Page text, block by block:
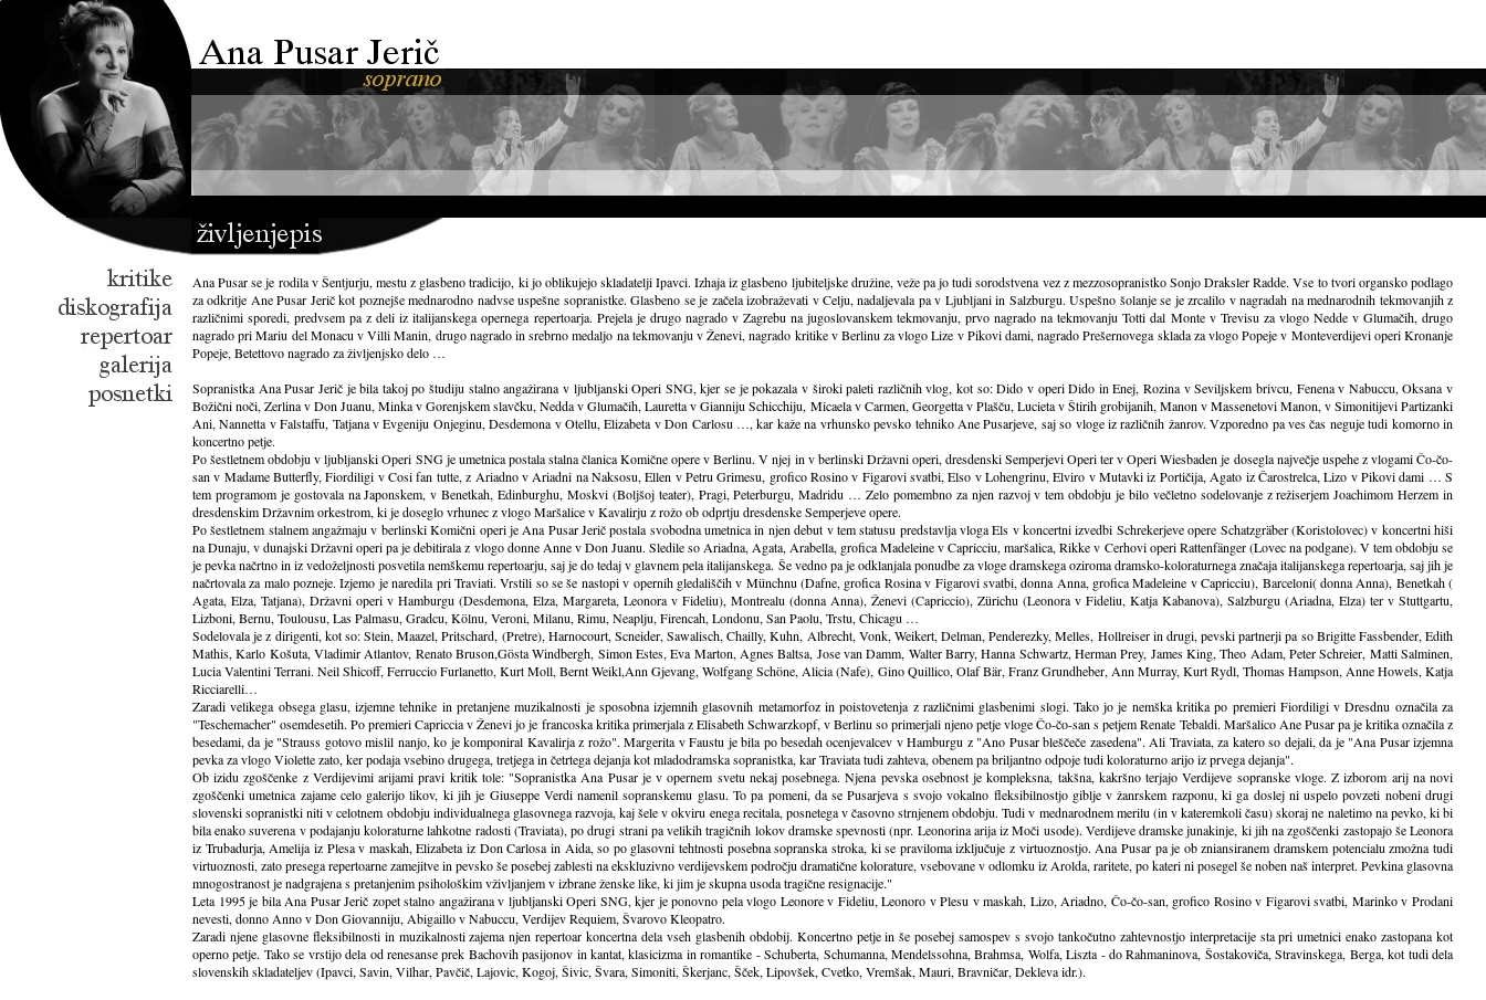
Ana Pusar se je rodila v Šentjurju, mestu z glasbeno tradicijo, ki jo oblikujejo skladatelji Ipavci. Izhaja iz glasbeno ljubiteljske družine, veže pa jo tudi sorodstvena vez z mezzosopranistko Sonjo Draksler Radde. Vse to tvori organsko podlago
za odkritje Ane Pusar Jerič kot poznejše mednarodno nadvse uspešne sopranistke. Glasbeno se je začela izobraževati v Celju, nadaljevala pa v Ljubljani in Salzburgu. Uspešno šolanje se je zrcalilo v nagradah na mednarodnih tekmovanjih z
različnimi sporedi, predvsem pa z deli iz italijanskega opernega repertoarja. Prejela je drugo nagrado v Zagrebu na jugoslovanskem tekmovanju, prvo nagrado na tekmovanju Totti dal Monte v Trevisu za vlogo Nedde v Glumačih, drugo
nagrado pri Mariu del Monacu v Villi Manin, drugo nagrado in srebrno medaljo na tekmovanju v Ženevi, nagrado kritike v Berlinu za vlogo Lize v Pikovi dami, nagrado Prešernovega sklada za vlogo Popeje v Monteverdijevi operi Kronanje
Popeje, Betettovo nagrado za življenjsko delo …
Sopranistka Ana Pusar Jerič je bila takoj po študiju stalno angažirana v ljubljanski Operi SNG, kjer se je pokazala v široki paleti različnih vlog, kot so: Dido v operi Dido in Enej, Rozina v Seviljskem brivcu, Fenena v Nabuccu, Oksana v
Božični noči, Zerlina v Don Juanu, Minka v Gorenjskem slavčku, Nedda v Glumačih, Lauretta v Gianniju Schicchiju, Micaela v Carmen, Georgetta v Plašču, Lucieta v Štirih grobijanih, Manon v Massenetovi Manon, v Simonitijevi Partizanki
Ani, Nannetta v Falstaffu, Tatjana v Evgeniju Onjeginu, Desdemona v Otellu, Elizabeta v Don Carlosu …, kar kaže na vrhunsko pevsko tehniko Ane Pusarjeve, saj so vloge iz različnih žanrov. Vzporedno pa ves čas neguje tudi komorno in
koncertno petje.
Po šestletnem obdobju v ljubljanski Operi SNG je umetnica postala stalna članica Komične opere v Berlinu. V njej in v berlinski Državni operi, dresdenski Semperjevi Operi ter v Operi Wiesbaden je dosegla največje uspehe z vlogami Čo-čo-
san v Madame Butterfly, Fiordiligi v Cosi fan tutte, z Ariadno v Ariadni na Naksosu, Ellen v Petru Grimesu, grofico Rosino v Figarovi svatbi, Elso v Lohengrinu, Elviro v Mutavki iz Portičija, Agato iz Čarostrelca, Lizo v Pikovi dami … S
tem programom je gostovala na Japonskem, v Benetkah, Edinburghu, Moskvi (Boljšoj teater), Pragi, Peterburgu, Madridu … Zelo pomembno za njen razvoj v tem obdobju je bilo večletno sodelovanje z režiserjem Joachimom Herzem in
dresdenskim Državnim orkestrom, ki je doseglo vrhunec z vlogo Maršalice v Kavalirju z rožo ob odprtju dresdenske Semperjeve opere.
Po šestletnem stalnem angažmaju v berlinski Komični operi je Ana Pusar Jerič postala svobodna umetnica in njen debut v tem statusu predstavlja vloga Els v koncertni izvedbi Schrekerjeve opere Schatzgräber (Koristolovec) v koncertni hiši
na Dunaju, v dunajski Državni operi pa je debitirala z vlogo donne Anne v Don Juanu. Sledile so Ariadna, Agata, Arabella, grofica Madeleine v Capricciu, maršalica, Rikke v Cerhovi operi Rattenfänger (Lovec na podgane). V tem obdobju se
je pevka načrtno in iz vedoželjnosti posvetila nemškemu repertoarju, saj je do tedaj v glavnem pela italijanskega. Še vedno pa je odklanjala ponudbe za vloge dramskega oziroma dramsko-koloraturnega značaja italijanskega repertoarja, saj jih je
načrtovala za malo pozneje. Izjemo je naredila pri Traviati. Vrstili so se še nastopi v opernih gledališčih v Münchnu (Dafne, grofica Rosina v Figarovi svatbi, donna Anna, grofica Madeleine v Capricciu), Barceloni( donna Anna), Benetkah (
Agata, Elza, Tatjana), Državni operi v Hamburgu (Desdemona, Elza, Margareta, Leonora v Fideliu), Montrealu (donna Anna), Ženevi (Capriccio), Zürichu (Leonora v Fideliu, Katja Kabanova), Salzburgu (Ariadna, Elza) ter v Stuttgartu,
Lizboni, Bernu, Toulousu, Las Palmasu, Gradcu, Kölnu, Veroni, Milanu, Rimu, Neaplju, Firencah, Londonu, San Paolu, Trstu, Chicagu …
Sodelovala je z dirigenti, kot so: Stein, Maazel, Pritschard, (Pretre), Harnocourt, Scneider, Sawalisch, Chailly, Kuhn, Albrecht, Vonk, Weikert, Delman, Penderezky, Melles, Hollreiser in drugi, pevski partnerji pa so Brigitte Fassbender, Edith
Mathis, Karlo Košuta, Vladimir Atlantov, Renato Bruson,Gösta Windbergh, Simon Estes, Eva Marton, Agnes Baltsa, Jose van Damm, Walter Barry, Hanna Schwartz, Herman Prey, James King, Theo Adam, Peter Schreier, Matti Salminen,
Lucia Valentini Terrani. Neil Shicoff, Ferruccio Furlanetto, Kurt Moll, Bernt Weikl,Ann Gjevang, Wolfgang Schöne, Alicia (Nafe), Gino Quillico, Olaf Bär, Franz Grundheber, Ann Murray, Kurt Rydl, Thomas Hampson, Anne Howels, Katja
Ricciarelli…
Zaradi velikega obsega glasu, izjemne tehnike in pretanjene muzikalnosti je sposobna izjemnih glasovnih metamorfoz in poistovetenja z različnimi glasbenimi slogi. Tako jo je nemška kritika po premieri Fiordiligi v Dresdnu označila za
"Teschemacher" osemdesetih. Po premieri Capriccia v Ženevi jo je francoska kritika primerjala z Elisabeth Schwarzkopf, v Berlinu so primerjali njeno petje vloge Čo-čo-san s petjem Renate Tebaldi. Maršalico Ane Pusar pa je kritika označila z
besedami, da je "Strauss gotovo mislil nanjo, ko je komponiral Kavalirja z rožo". Margerita v Faustu je bila po besedah ocenjevalcev v Hamburgu z "Ano Pusar bleščeče zasedena". Ali Traviata, za katero so dejali, da je "Ana Pusar izjemna
pevka za vlogo Violette zato, ker podaja vsebino drugega, tretjega in četrtega dejanja kot mladodramska sopranistka, kar Traviata tudi zahteva, obenem pa briljantno odpoje tudi koloraturno arijo iz prvega dejanja".
Ob izidu zgoščenke z Verdijevimi arijami pravi kritik tole: "Sopranistka Ana Pusar je v opernem svetu nekaj posebnega. Njena pevska osebnost je kompleksna, takšna, kakršno terjajo Verdijeve sopranske vloge. Z izborom arij na novi
zgoščenki umetnica zajame celo galerijo likov, ki jih je Giuseppe Verdi namenil sopranskemu glasu. To pa pomeni, da se Pusarjeva s svojo vokalno fleksibilnostjo giblje v žanrskem razponu, ki ga doslej ni uspelo povzeti nobeni drugi
slovenski sopranistki niti v celotnem obdobju individualnega glasovnega razvoja, kaj šele v okviru enega recitala, posnetega v časovno strnjenem obdobju. Tudi v mednarodnem merilu (in v kateremkoli času) skoraj ne naletimo na pevko, ki bi
bila enako suverena v podajanju koloraturne lahkotne radosti (Traviata), po drugi strani pa velikih tragičnih lokov dramske spevnosti (npr. Leonorina arija iz Moči usode). Verdijeve dramske junakinje, ki jih na zgoščenki zastopajo še Leonora
iz Trubadurja, Amelija iz Plesa v maskah, Elizabeta iz Don Carlosa in Aida, so po glasovni tehtnosti posebna sopranska stroka, ki se praviloma izključuje z virtuoznostjo. Ana Pusar pa je ob zniansiranem dramskem potencialu zmožna tudi
virtuoznosti, zato presega repertoarne zamejitve in pevsko še posebej zablesti na ekskluzivno verdijevskem področju dramatične kolorature, vsebovane v odlomku iz Arolda, raritete, po kateri ni posegel še noben naš interpret. Pevkina glasovna
mnogostranost je nadgrajena s pretanjenim psihološkim vživljanjem v izbrane ženske like, ki jim je skupna usoda tragične resignacije."
Leta 1995 je bila Ana Pusar Jerič zopet stalno angažirana v ljubljanski Operi SNG, kjer je ponovno pela vlogo Leonore v Fideliu, Leonoro v Plesu v maskah, Lizo, Ariadno, Čo-čo-san, grofico Rosino v Figarovi svatbi, Marinko v Prodani
nevesti, donno Anno v Don Giovanniju, Abigaillo v Nabuccu, Verdijev Requiem, Švarovo Kleopatro.
Zaradi njene glasovne fleksibilnosti in muzikalnosti zajema njen repertoar koncertna dela vseh glasbenih obdobij. Koncertno petje in še posebej samospev s svojo tankočutno zahtevnostjo interpretacije sta pri umetnici enako zastopana kot
operno petje. Tako se vrstijo dela od renesanse prek Bachovih pasijonov in kantat, klasicizma in romantike - Schuberta, Schumanna, Mendelssohna, Brahmsa, Wolfa, Liszta - do Rahmaninova, Šostakoviča, Stravinskega, Berga, kot tudi dela
slovenskih skladateljev (Ipavci, Savin, Vilhar, Pavčič, Lajovic, Kogoj, Šivic, Švara, Simoniti, Škerjanc, Šček, Lipovšek, Cvetko, Vremšak, Mauri, Bravničar, Dekleva idr.).